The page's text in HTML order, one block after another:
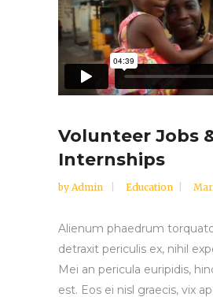
Volunteer Jobs
Internships
by Admin Education
Alienum phaedrum
detraxit periculis ex, nihil
Mei an pericula euripidis,
est. Eos ei nisl graecis, vix